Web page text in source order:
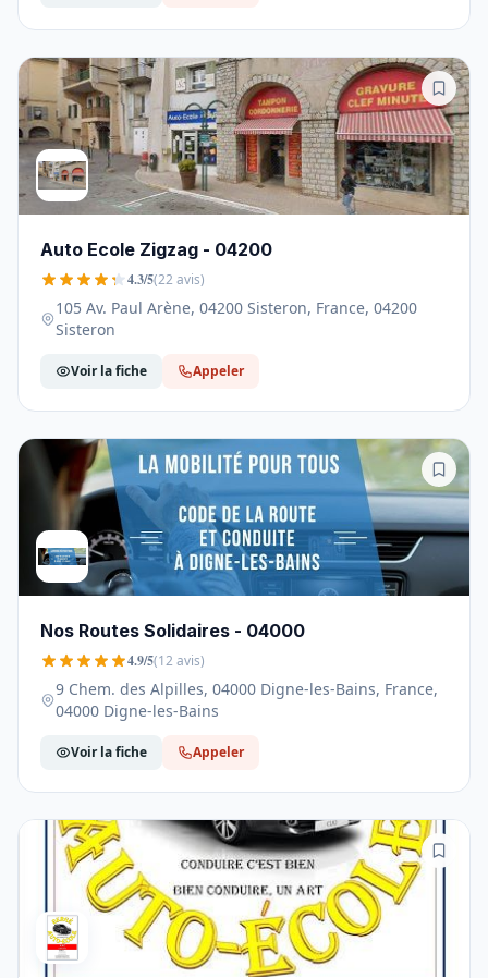
Auto Ecole Zigzag - 04200
4.3/5(22 avis)
105 Av. Paul Arène, 04200 Sisteron, France, 04200
Sisteron
Voir la fiche Appeler
Nos Routes Solidaires - 04000
4.9/5(12 avis)
9 Chem. des Alpilles, 04000 Digne-les-Bains, France,
04000 Digne-les-Bains
Voir la fiche Appeler